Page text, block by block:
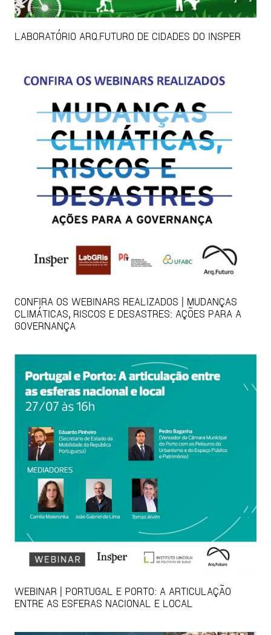
LABORATÓRIO ARQ.FUTURO DE CIDADES DO INSPER
CONFIRA OS WEBINARS REALIZADOS | MUDANÇAS
CLIMÁTICAS, RISCOS E DESASTRES: AÇÕES PARA A
GOVERNANÇA
WEBINAR | PORTUGAL E PORTO: A ARTICULAÇÃO
ENTRE AS ESFERAS NACIONAL E LOCAL